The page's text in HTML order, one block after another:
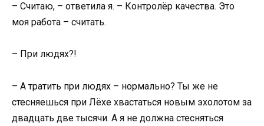
– Считаю, – ответила я. – Контролёр качества. Это
моя работа – считать.
– При людях?!
– А тратить при людях – нормально? Ты же не
стесняешься при Лёхе хвастаться новым эхолотом за
двадцать две тысячи. А я не должна стесняться